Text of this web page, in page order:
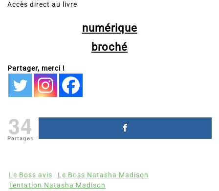
Accès direct au livre
numérique
broché
Partager, merci !
34
Partages
Le Boss avis
Le Boss Natasha Madison
Tentation Natasha Madison